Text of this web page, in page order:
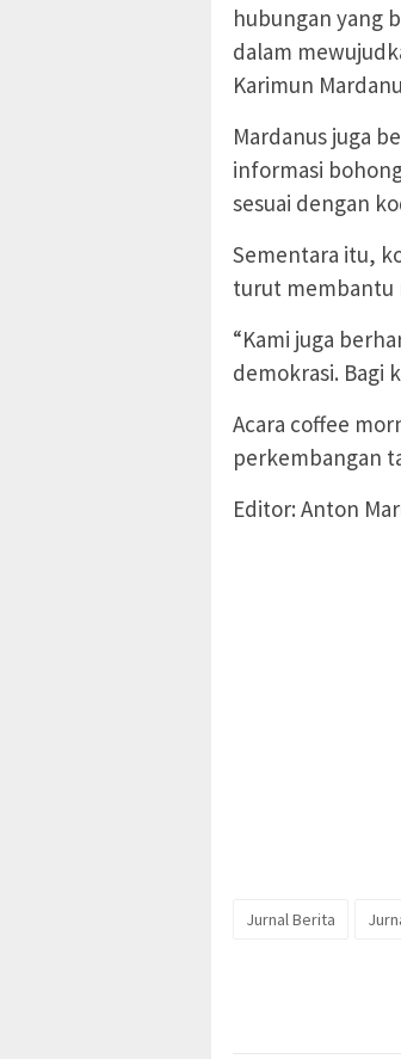
hubungan yang
dalam
Karimun
Mardanus juga
informasi
sesuai dengan
Sementara itu,
turut membantu
“Kami juga
demokrasi. Bagi
Acara coffee
perkembangan
Editor: Anton
Jurnal Berita